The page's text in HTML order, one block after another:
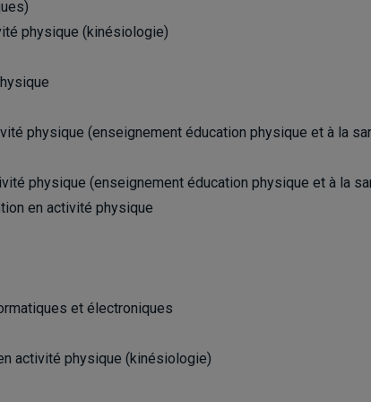
physique (kinésiologie)
physique (enseignement éducation physique et à la
physique (enseignement éducation physique et à la
en activité physique
et électroniques
activité physique (kinésiologie)